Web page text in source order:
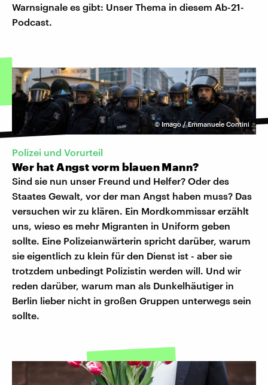
Warnsignale es gibt: Unser Thema in diesem Ab-21-
Podcast.
©Imago / Emmanuele Contini
Polizei und Vorurteil
Wer hat Angst vorm blauen Mann?
Sind sie nun unser Freund und Helfer? Oder des
Staates Gewalt, vor der man Angst haben muss? Das
versuchen wir zu klären. Ein Mordkommissar erzählt
uns, wieso es mehr Migranten in Uniform geben
sollte. Eine Polizeianwärterin spricht darüber, warum
sie eigentlich zu klein für den Dienst ist - aber sie
trotzdem unbedingt Polizistin werden will. Und wir
reden darüber, warum man als Dunkelhäutiger in
Berlin lieber nicht in großen Gruppen unterwegs sein
sollte.